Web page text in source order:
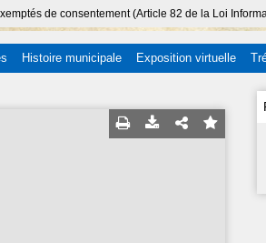
de consentement (Article 82 de la Loi
Histoire municipale Exposition virtuelle